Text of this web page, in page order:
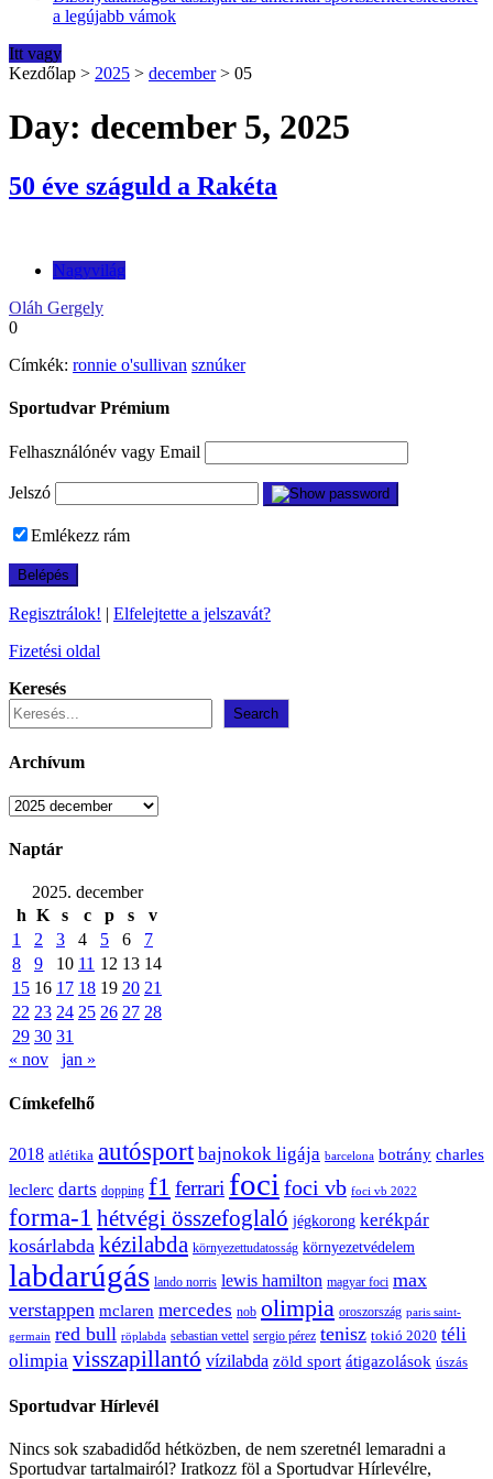
a legújabb vámok
Itt vagy
Kezdőlap > 2025 > december > 05
Day: december 5, 2025
50 éve száguld a Rakéta
Nagyvilág
Oláh Gergely
0
Címkék: ronnie o'sullivan sznúker
Sportudvar Prémium
Felhasználónév vagy Email
Jelszó
Emlékezz rám
Regisztrálok! | Elfelejtette a jelszavát?
Fizetési oldal
Keresés
Search
Archívum
Archívum
Naptár
2025. december
h K s c p s
v
1
2 3 4 5 6
7
8
9 10 11 12 13 14
15 16 17 18 19 20 21
22 23 24 25 26 27 28
29 30 31
« nov
jan »
Címkefelhő
2018 atlétika autósport bajnokok ligája barcelona botrány charles
leclerc darts dopping f1 ferrari foci foci vb foci vb 2022
forma-1 hétvégi összefoglaló jégkorong kerékpár
kosárlabda kézilabda környezettudatosság környezetvédelem
labdarúgás lando norris lewis hamilton magyar foci max
verstappen mclaren mercedes nob olimpia oroszország paris saint-
germain red bull röplabda sebastian vettel sergio pérez tenisz tokió 2020 téli
olimpia visszapillantó vízilabda zöld sport átigazolások úszás
Sportudvar Hírlevél
Nincs sok szabadidőd hétközben, de nem szeretnél lemaradni a
Sportudvar tartalmairól? Iratkozz föl a Sportudvar Hírlevélre,